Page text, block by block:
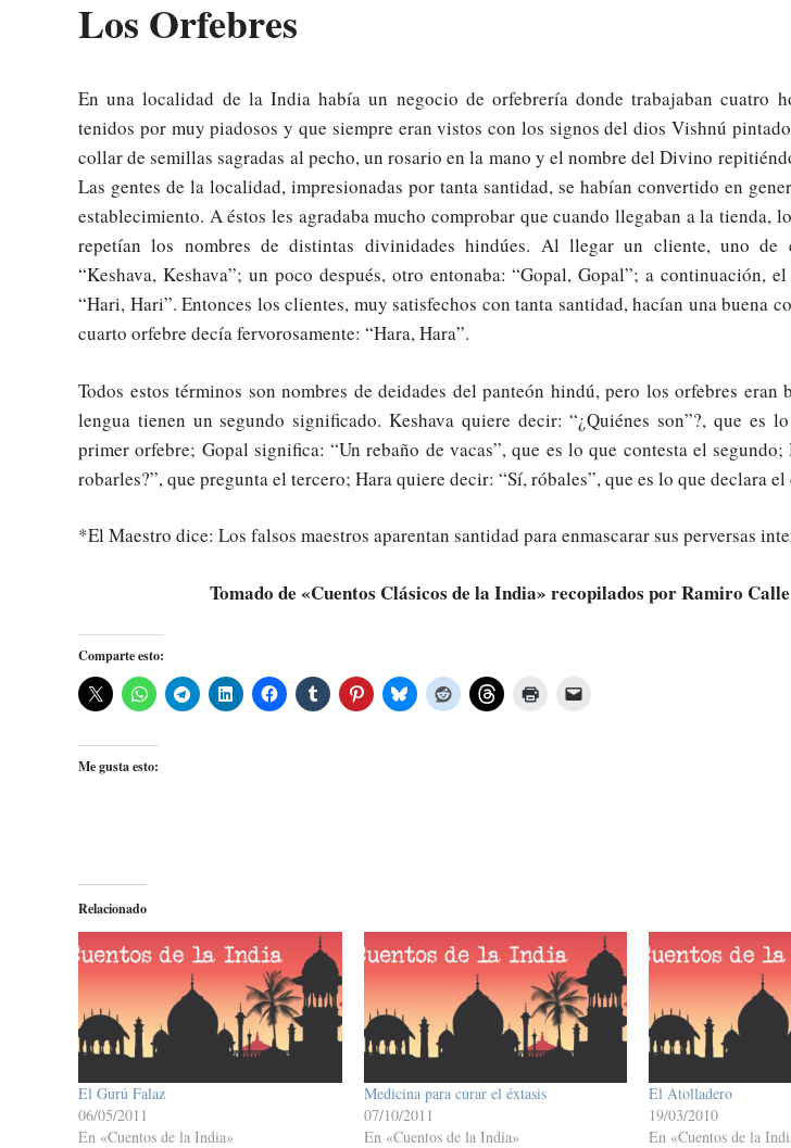
Los Orfebres
En una localidad de la India había un negocio de orfebrería donde trabajaban cuatro
tenidos por muy piadosos y que siempre eran vistos con los signos del dios Vishnú
collar de semillas sagradas al pecho, un rosario en la mano y el nombre del Divino
Las gentes de la localidad, impresionadas por tanta santidad, se habían convertido en
establecimiento. A éstos les agradaba mucho comprobar que cuando llegaban a la tienda,
repetían los nombres de distintas divinidades hindúes. Al llegar un cliente, uno de
“Keshava, Keshava”; un poco después, otro entonaba: “Gopal, Gopal”; a continuación,
“Hari, Hari”. Entonces los clientes, muy satisfechos con tanta santidad, hacían una buena
cuarto orfebre decía fervorosamente: “Hara, Hara”.
Todos estos términos son nombres de deidades del panteón hindú, pero los orfebres eran
lengua tienen un segundo significado. Keshava quiere decir: “¿Quiénes son”?, que es
primer orfebre; Gopal significa: “Un rebaño de vacas”, que es lo que contesta el segundo;
robarles?”, que pregunta el tercero; Hara quiere decir: “Sí, róbales”, que es lo que declara el
*El Maestro dice: Los falsos maestros aparentan santidad para enmascarar sus perversas
Tomado de «Cuentos Clásicos de la India» recopilados por Ramiro Calle
Comparte esto:
Me gusta esto:
Relacionado
El Gurú Falaz
06/05/2011
En «Cuentos de la India»
Medicina para curar el éxtasis
07/10/2011
En «Cuentos de la India»
El Atolladero
19/03/2010
En «Cuentos de la